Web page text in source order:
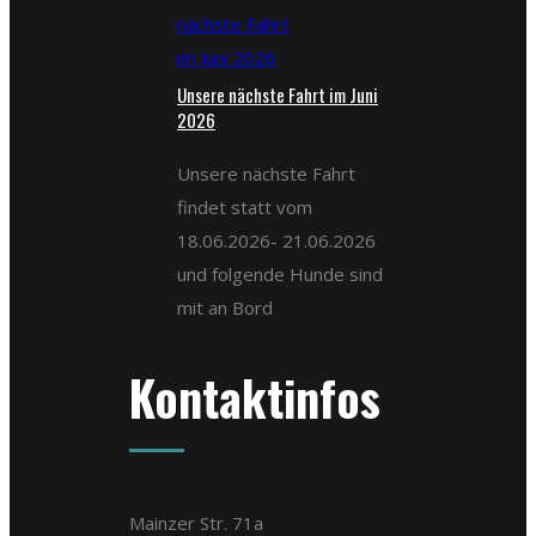
Unsere nächste Fahrt im Juni
2026
Unsere nächste Fahrt
findet statt vom
18.06.2026- 21.06.2026
und folgende Hunde sind
mit an Bord
Kontaktinfos
Mainzer Str. 71a